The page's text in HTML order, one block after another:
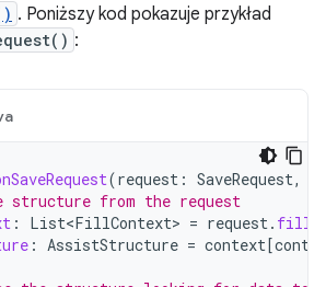
. Poniższy kod pokazuje przykład
:
(request : SaveRequest,
structure from the request
: List<FillContext> = request.
: AssistStructure = context[